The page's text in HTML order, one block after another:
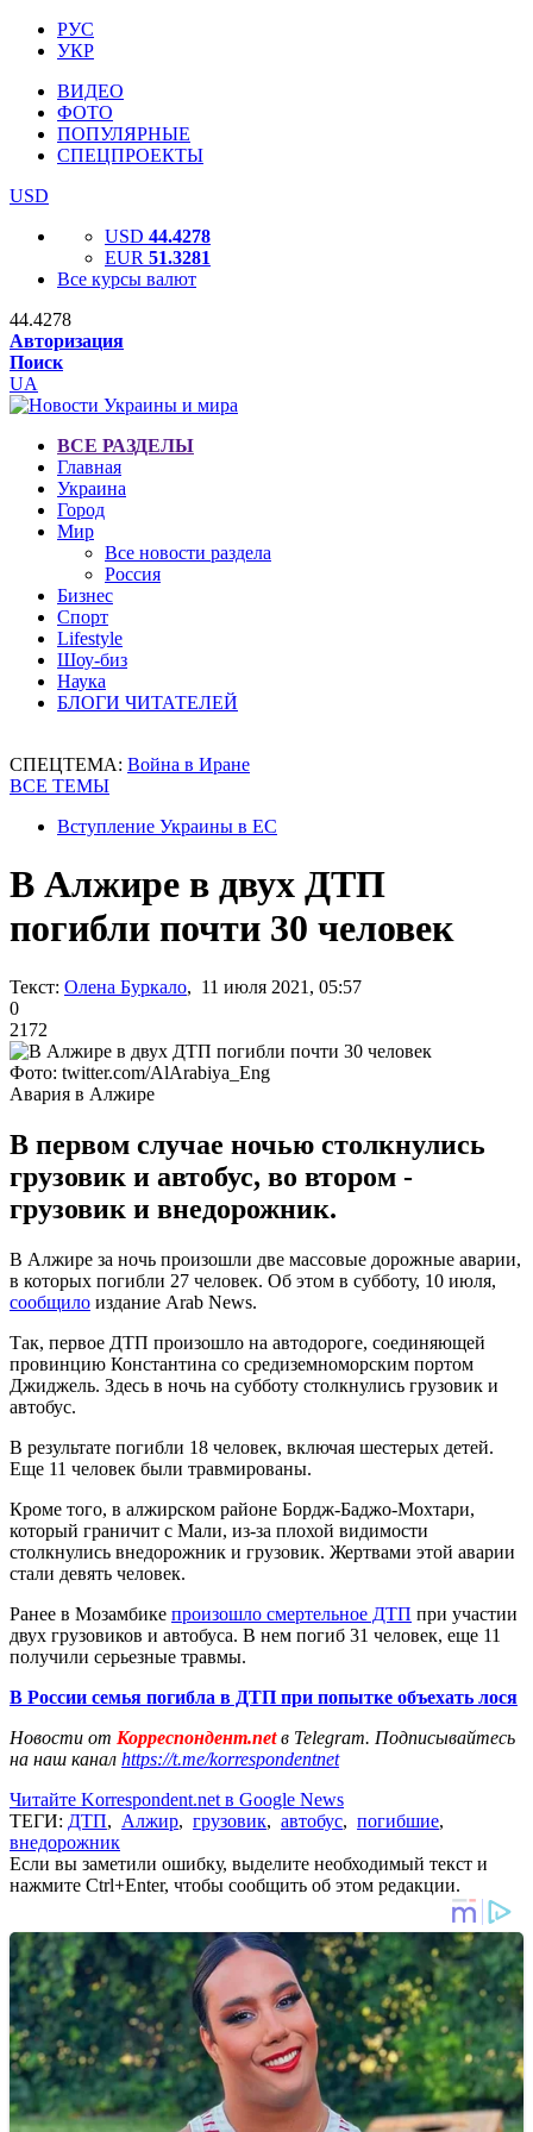
РУС
УКР
ВИДЕО
ФОТО
ПОПУЛЯРНЫЕ
СПЕЦПРОЕКТЫ
USD
USD 44.4278
EUR 51.3281
Все курсы валют
44.4278
Авторизация
Поиск
UA
ВСЕ РАЗДЕЛЫ
Главная
Украина
Город
Мир
Все новости раздела
Россия
Бизнес
Спорт
Lifestyle
Шоу-биз
Наука
БЛОГИ ЧИТАТЕЛЕЙ
СПЕЦТЕМА: Война в Иране
ВСЕ ТЕМЫ
Вступление Украины в ЕС
В Алжире в двух ДТП
погибли почти 30 человек
Текст: Олена Буркало, 11 июля 2021, 05:57
0
2172
Фото: twitter.com/AlArabiya_Eng
Авария в Алжире
В первом случае ночью столкнулись
грузовик и автобус, во втором -
грузовик и внедорожник.
В Алжире за ночь произошли две массовые дорожные аварии,
в которых погибли 27 человек. Об этом в субботу, 10 июля,
сообщило издание Arab News.
Так, первое ДТП произошло на автодороге, соединяющей
провинцию Константина со средиземноморским портом
Джиджель. Здесь в ночь на субботу столкнулись грузовик и
автобус.
В результате погибли 18 человек, включая шестерых детей.
Еще 11 человек были травмированы.
Кроме того, в алжирском районе Бордж-Баджо-Мохтари,
который граничит с Мали, из-за плохой видимости
столкнулись внедорожник и грузовик. Жертвами этой аварии
стали девять человек.
Ранее в Мозамбике произошло смертельное ДТП при участии
двух грузовиков и автобуса. В нем погиб 31 человек, еще 11
получили серьезные травмы.
В России семья погибла в ДТП при попытке объехать лося
Новости от Корреспондент.netв Telegram. Подписывайтесь
на наш канал https://t.me/korrespondentnet
Читайте Korrespondent.net в Google News
ТЕГИ: ДТП, Алжир, грузовик, автобус, погибшие,
внедорожник
Если вы заметили ошибку, выделите необходимый текст и
нажмите Ctrl+Enter, чтобы сообщить об этом редакции.